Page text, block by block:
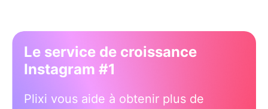
Le service de croissance
Instagram #1
Plixi vous aide à obtenir plus de